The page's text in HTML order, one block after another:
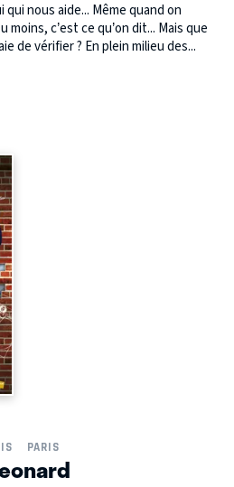
qui nous aide... Même quand on
c’est ce qu’on dit... Mais que
de vérifier ? En plein milieu des...
PARIS